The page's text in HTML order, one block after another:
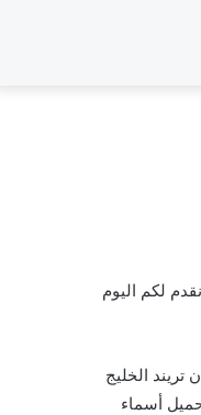
لكم اليوم
الخليج
أسماء